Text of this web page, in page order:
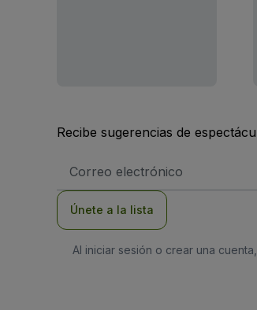
Recibe sugerencias de
de
Únete a la lista
Al iniciar sesión o crear una